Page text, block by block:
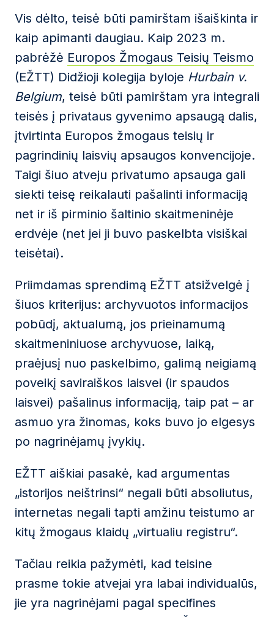
Vis dėlto, teisė būti pamirštam išaiškinta ir
kaip apimanti daugiau. Kaip 2023 m.
pabrėžė Europos Žmogaus Teisių Teismo
(EŽTT) Didžioji kolegija byloje Hurbain v.
Belgium, teisė būti pamirštam yra integrali
teisės į privataus gyvenimo apsaugą dalis,
įtvirtinta Europos žmogaus teisių ir
pagrindinių laisvių apsaugos konvencijoje.
Taigi šiuo atveju privatumo apsauga gali
siekti teisę reikalauti pašalinti informaciją
net ir iš pirminio šaltinio skaitmeninėje
erdvėje (net jei ji buvo paskelbta visiškai
teisėtai).
Priimdamas sprendimą EŽTT atsižvelgė į
šiuos kriterijus: archyvuotos informacijos
pobūdį, aktualumą, jos prieinamumą
skaitmeniniuose archyvuose, laiką,
praėjusį nuo paskelbimo, galimą neigiamą
poveikį saviraiškos laisvei (ir spaudos
laisvei) pašalinus informaciją, taip pat – ar
asmuo yra žinomas, koks buvo jo elgesys
po nagrinėjamų įvykių.
EŽTT aiškiai pasakė, kad argumentas
„istorijos neištrinsi“ negali būti absoliutus,
internetas negali tapti amžinu teistumo ar
kitų žmogaus klaidų „virtualiu registru“.
Tačiau reikia pažymėti, kad teisine
prasme tokie atvejai yra labai individualūs,
jie yra nagrinėjami pagal specifines